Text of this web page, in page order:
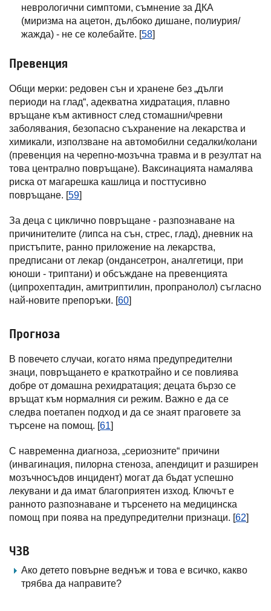
неврологични симптоми, съмнение за ДКА
(миризма на ацетон, дълбоко дишане, полиурия/
жажда) - не се колебайте. [58]
Превенция
Общи мерки: редовен сън и хранене без „дълги
периоди на глад“, адекватна хидратация, плавно
връщане към активност след стомашни/чревни
заболявания, безопасно съхранение на лекарства и
химикали, използване на автомобилни седалки/колани
(превенция на черепно-мозъчна травма и в резултат на
това централно повръщане). Ваксинацията намалява
риска от магарешка кашлица и посттусивно
повръщане. [59]
За деца с циклично повръщане - разпознаване на
причинителите (липса на сън, стрес, глад), дневник на
пристъпите, ранно приложение на лекарства,
предписани от лекар (ондансетрон, аналгетици, при
юноши - триптани) и обсъждане на превенцията
(ципрохептадин, амитриптилин, пропранолол) съгласно
най-новите препоръки. [60]
Прогноза
В повечето случаи, когато няма предупредителни
знаци, повръщането е краткотрайно и се повлиява
добре от домашна рехидратация; децата бързо се
връщат към нормалния си режим. Важно е да се
следва поетапен подход и да се знаят праговете за
търсене на помощ. [61]
С навременна диагноза, „сериозните“ причини
(инвагинация, пилорна стеноза, апендицит и разширен
мозъчносъдов инцидент) могат да бъдат успешно
лекувани и да имат благоприятен изход. Ключът е
ранното разпознаване и търсенето на медицинска
помощ при поява на предупредителни признаци. [62]
ЧЗВ
Ако детето повърне веднъж и това е всичко, какво
трябва да направите?